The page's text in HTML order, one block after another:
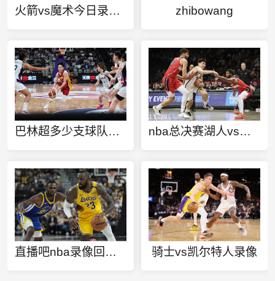
火箭vs魔术今日录像回放 zhibowang
巴林超多少支球队进世界杯 nba总决赛湖人vs热火直播
直播吧nba录像回放全屏 骑士vs凯尔特人录像